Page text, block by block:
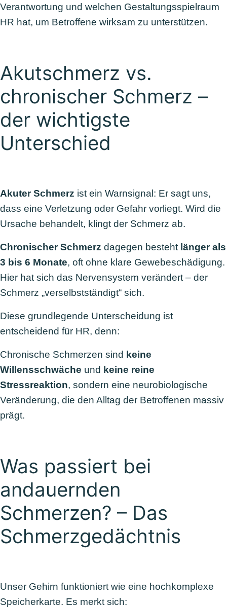
Verantwortung und welchen Gestaltungsspielraum
HR hat, um Betroffene wirksam zu unterstützen.
Akutschmerz vs.
chronischer Schmerz –
der wichtigste
Unterschied
Akuter Schmerz ist ein Warnsignal: Er sagt uns,
dass eine Verletzung oder Gefahr vorliegt. Wird die
Ursache behandelt, klingt der Schmerz ab.
Chronischer Schmerz dagegen besteht länger als
3 bis 6 Monate, oft ohne klare Gewebeschädigung.
Hier hat sich das Nervensystem verändert – der
Schmerz „verselbstständigt“ sich.
Diese grundlegende Unterscheidung ist
entscheidend für HR, denn:
Chronische Schmerzen sind keine
Willensschwäche und keine reine
Stressreaktion, sondern eine neurobiologische
Veränderung, die den Alltag der Betroffenen massiv
prägt.
Was passiert bei
andauernden
Schmerzen? – Das
Schmerzgedächtnis
Unser Gehirn funktioniert wie eine hochkomplexe
Speicherkarte. Es merkt sich: